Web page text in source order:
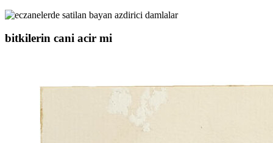
bitkilerin cani acir mi